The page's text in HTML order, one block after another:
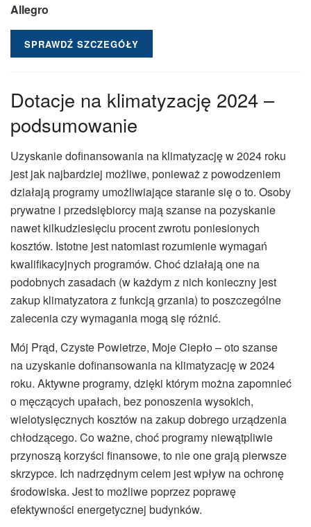
Allegro
SPRAWDŹ SZCZEGÓŁY
Dotacje na klimatyzację 2024 –
podsumowanie
Uzyskanie dofinansowania na klimatyzację w 2024 roku
jest jak najbardziej możliwe, ponieważ z powodzeniem
działają programy umożliwiające staranie się o to. Osoby
prywatne i przedsiębiorcy mają szanse na pozyskanie
nawet kilkudziesięciu procent zwrotu poniesionych
kosztów. Istotne jest natomiast rozumienie wymagań
kwalifikacyjnych programów. Choć działają one na
podobnych zasadach (w każdym z nich konieczny jest
zakup klimatyzatora z funkcją grzania) to poszczególne
zalecenia czy wymagania mogą się różnić.
Mój Prąd, Czyste Powietrze, Moje Ciepło – oto szanse
na uzyskanie dofinansowania na klimatyzację w 2024
roku. Aktywne programy, dzięki którym można zapomnieć
o męczących upałach, bez ponoszenia wysokich,
wielotysięcznych kosztów na zakup dobrego urządzenia
chłodzącego. Co ważne, choć programy niewątpliwie
przynoszą korzyści finansowe, to nie one grają pierwsze
skrzypce. Ich nadrzędnym celem jest wpływ na ochronę
środowiska. Jest to możliwe poprzez poprawę
efektywności energetycznej budynków.